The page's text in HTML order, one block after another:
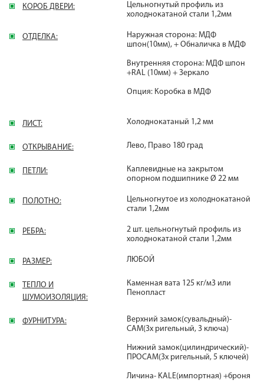
КОРОБ ДВЕРИ:
Цельногнутый профиль из
холоднокатаной стали 1,2мм
ОТДЕЛКА:
Наружная сторона: МДФ
шпон(10мм), + Обналичка в МДФ
Внутренняя сторона: МДФ шпон
+RAL (10мм) + Зеркало
Опция: Коробка в МДФ
ЛИСТ: Холоднокатаный 1,2 мм
ОТКРЫВАНИЕ: Лево, Право 180 град
ПЕТЛИ:
Каплевидные на закрытом
опорном подшипнике Ø 22 мм
ПОЛОТНО:
Цельногнутое из холоднокатаной
стали 1,2мм
РЕБРА:
2 шт. цельногнутый профиль из
холоднокатаной стали 1,2мм
РАЗМЕР: ЛЮБОЙ
ТЕПЛО И
ШУМОИЗОЛЯЦИЯ:
Каменная вата 125 кг/м3 или
Пенопласт
ФУРНИТУРА:
Верхний замок(сувальдный)-
САМ(3х ригельный, 3 ключа)
Нижний замок(цилиндрический)-
ПРОСАМ(3х ригельный, 5 ключей)
Личина- KALE(импортная) +броня